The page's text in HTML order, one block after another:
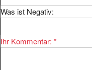
Was ist Negativ:
Ihr Kommentar: *